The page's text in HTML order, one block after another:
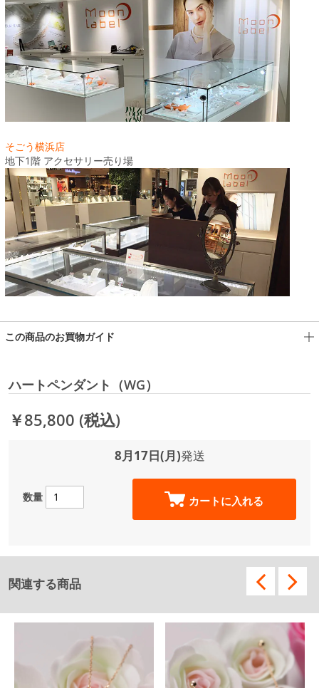
そごう横浜店
地下1階 アクセサリー売り場
この商品のお買物ガイド
ハートペンダント（WG）
￥85,800 (税込)
8月17日(月)発送
数量 カートに入れる
関連する商品